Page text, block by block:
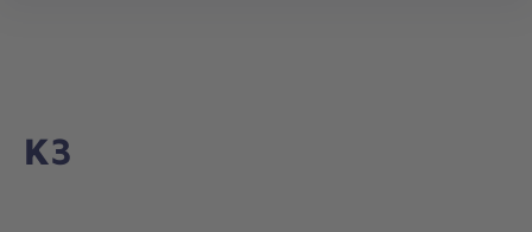
K3